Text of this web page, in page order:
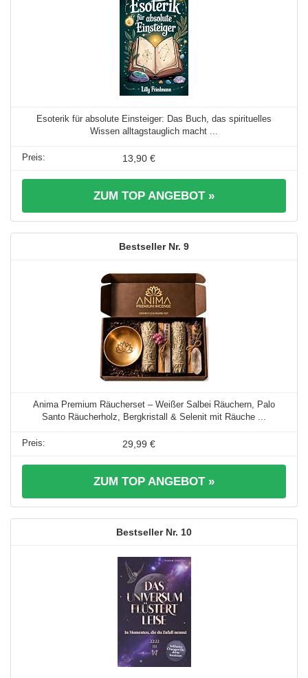
Esoterik für absolute Einsteiger: Das Buch, das spirituelles
Wissen alltagstauglich macht ...
13,90 €
ZUM TOP ANGEBOT »
9
Anima Premium Räucherset – Weißer Salbei Räuchern, Palo
Santo Räucherholz, Bergkristall & Selenit mit Räuche ...
29,99 €
ZUM TOP ANGEBOT »
10